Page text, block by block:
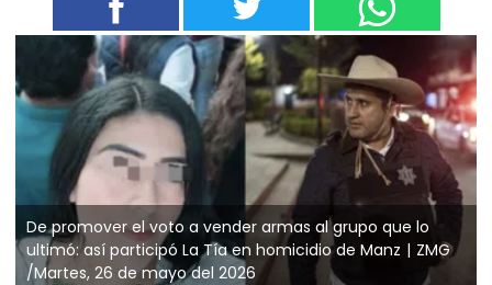
De promover el voto a vender armas al grupo que lo
ultimó: así participó La Tía en homicidio de Manz
ZMG
/Martes, 26 de mayo del 2026